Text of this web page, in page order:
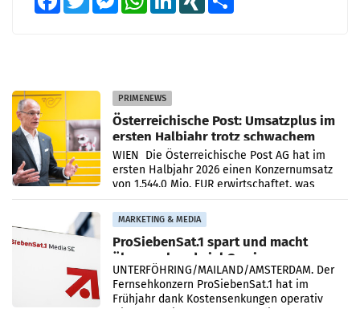
PRIMENEWS
Österreichische Post: Umsatzplus im
ersten Halbjahr trotz schwachem
Briefgeschäft
WIEN Die Österreichische Post AG hat im
ersten Halbjahr 2026 einen Konzernumsatz
von 1.544,0 Mio. EUR erwirtschaftet, was
einem Plus von 3,8 Prozent gegenüber dem
Vergleichszeitraum
MARKETING & MEDIA
ProSiebenSat.1 spart und macht
überraschend viel Gewinn
UNTERFÖHRING/MAILAND/AMSTERDAM. Der
Fernsehkonzern ProSiebenSat.1 hat im
Frühjahr dank Kostensenkungen operativ